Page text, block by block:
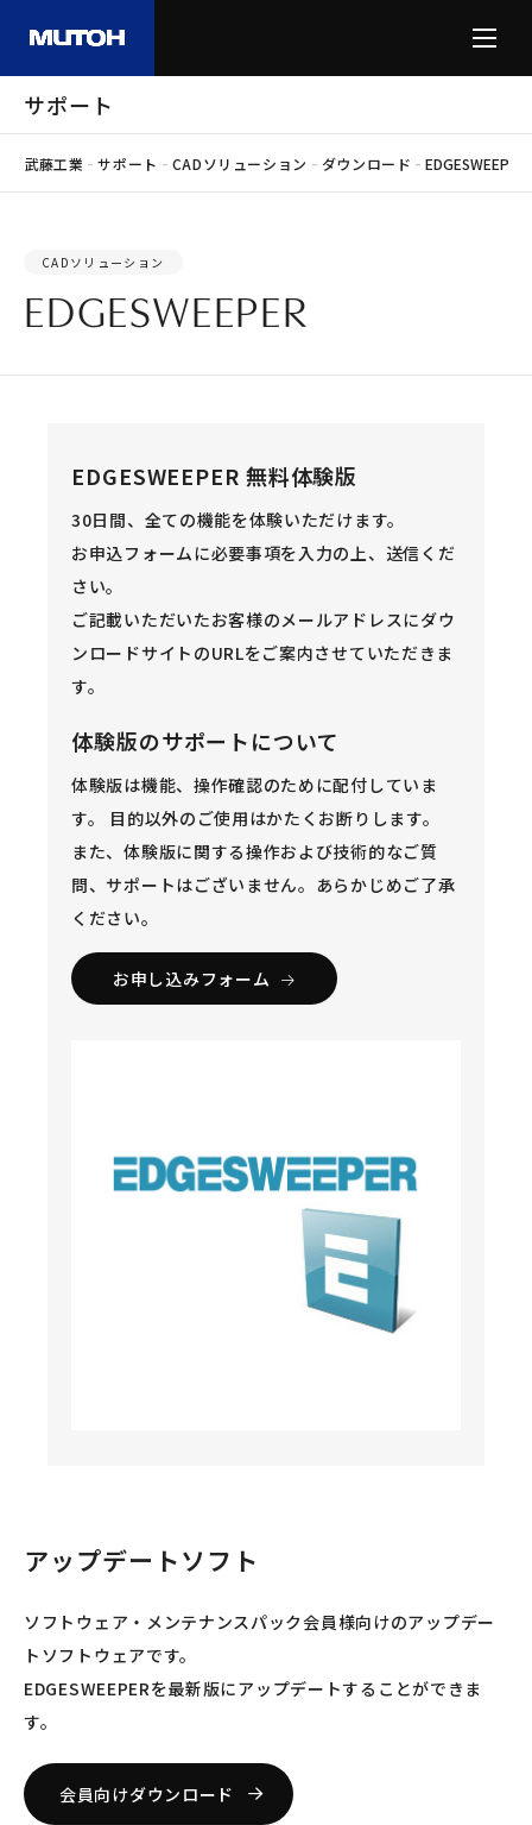
サポート
武藤工業 -サポート - CADソリューション - ダウンロード -EDGESWEEPER
CADソリューション
EDGESWEEPER
EDGESWEEPER 無料体験版
30日間、全ての機能を体験いただけます。
お申込フォームに必要事項を入力の上、送信くだ
さい。
ご記載いただいたお客様のメールアドレスにダウ
ンロードサイトのURLをご案内させていただきま
す。
体験版のサポートについて
体験版は機能、操作確認のために配付していま
す。 目的以外のご使用はかたくお断りします。
また、体験版に関する操作および技術的なご質
問、サポートはございません。あらかじめご了承
ください。
お申し込みフォーム
アップデートソフト
ソフトウェア・メンテナンスパック会員様向けのアップデー
トソフトウェアです。
EDGESWEEPERを最新版にアップデートすることができま
す。
会員向けダウンロード